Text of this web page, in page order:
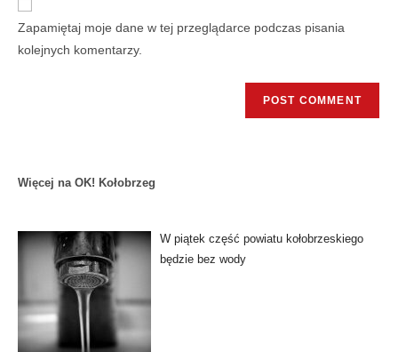
Zapamiętaj moje dane w tej przeglądarce podczas pisania
kolejnych komentarzy.
Więcej na OK! Kołobrzeg
W piątek część powiatu kołobrzeskiego
będzie bez wody